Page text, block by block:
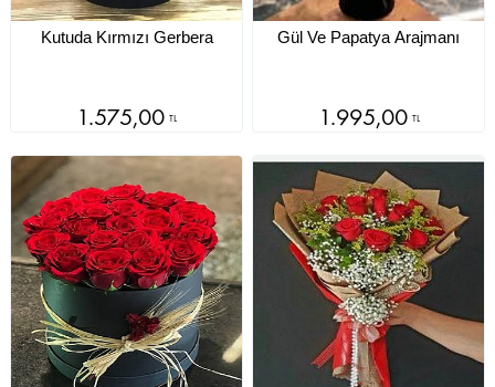
Kutuda Kırmızı Gerbera
1.575,00 TL
Gül Ve Papatya Arajmanı
1.995,00 TL